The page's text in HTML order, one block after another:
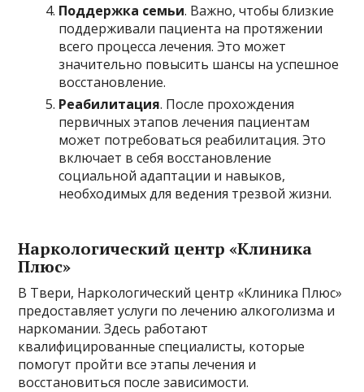
Поддержка семьи. Важно, чтобы близкие
поддерживали пациента на протяжении
всего процесса лечения. Это может
значительно повысить шансы на успешное
восстановление.
Реабилитация. После прохождения
первичных этапов лечения пациентам
может потребоваться реабилитация. Это
включает в себя восстановление
социальной адаптации и навыков,
необходимых для ведения трезвой жизни.
Наркологический центр «Клиника
Плюс»
В Твери, Наркологический центр «Клиника Плюс»
предоставляет услуги по лечению алкоголизма и
наркомании. Здесь работают
квалифицированные специалисты, которые
помогут пройти все этапы лечения и
восстановиться после зависимости.